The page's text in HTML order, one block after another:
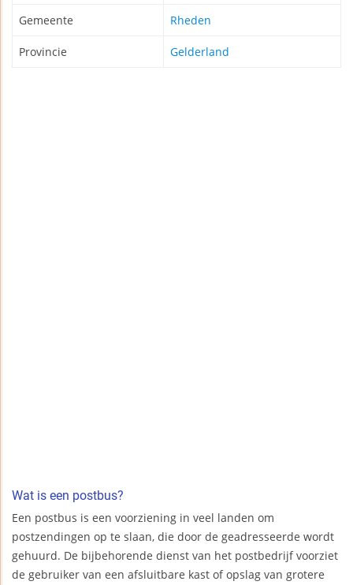
Gemeente Rheden
Provincie Gelderland
Wat is een postbus?
Een postbus is een voorziening in veel landen om
postzendingen op te slaan, die door de geadresseerde wordt
gehuurd. De bijbehorende dienst van het postbedrijf voorziet
de gebruiker van een afsluitbare kast of opslag van grotere